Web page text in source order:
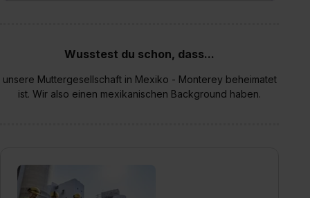
Wusstest du schon, dass...
unsere Muttergesellschaft in Mexiko - Monterey beheimatet
ist. Wir also einen mexikanischen Background haben.